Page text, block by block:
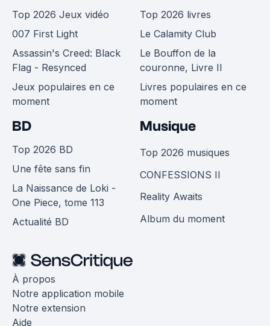
Top 2026 Jeux vidéo
007 First Light
Assassin's Creed: Black
Flag - Resynced
Jeux populaires en ce
moment
Top 2026 livres
Le Calamity Club
Le Bouffon de la
couronne, Livre II
Livres populaires en ce
moment
BD
Top 2026 BD
Une fête sans fin
La Naissance de Loki -
One Piece, tome 113
Actualité BD
Musique
Top 2026 musiques
CONFESSIONS II
Reality Awaits
Album du moment
À propos
Notre application mobile
Notre extension
Aide